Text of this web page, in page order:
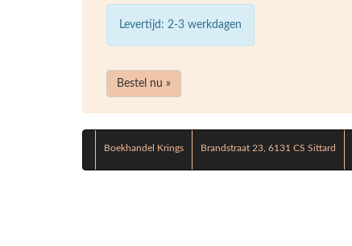
Levertijd: 2-3 werkdagen
Bestel nu »
Boekhandel Krings Brandstraat 23, 6131 CS Sittard